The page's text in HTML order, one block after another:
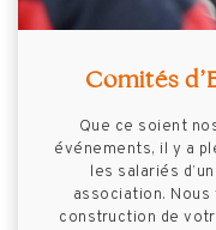
Comités
Que ce soient
événements, il y a
les salariés
association. Nous
construction de